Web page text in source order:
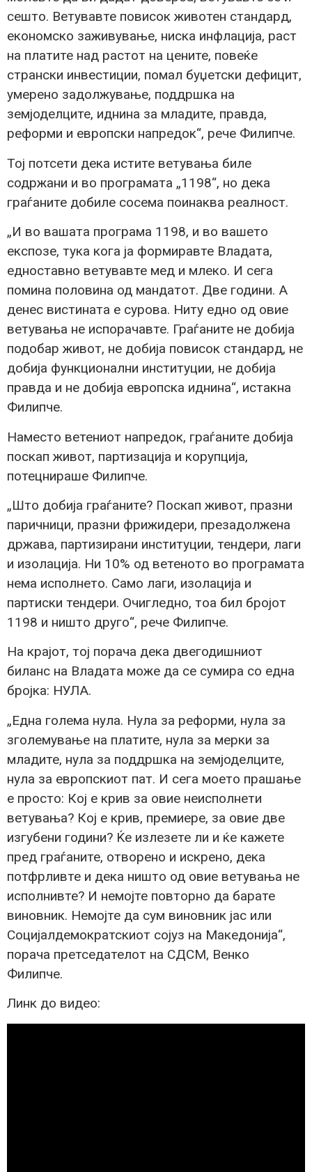
сешто. Ветувавте повисок животен стандард,
економско заживување, ниска инфлација, раст
на платите над растот на цените, повеќе
странски инвестиции, помал буџетски дефицит,
умерено задолжување, поддршка на
земјоделците, иднина за младите, правда,
реформи и европски напредок“, рече Филипче.
Тој потсети дека истите ветувања биле
содржани и во програмата „1198“, но дека
граѓаните добиле сосема поинаква реалност.
„И во вашата програма 1198, и во вашето
експозе, тука кога ја формиравте Владата,
едноставно ветувавте мед и млеко. И сега
помина половина од мандатот. Две години. А
денес вистината е сурова. Ниту едно од овие
ветувања не испорачавте. Граѓаните не добија
подобар живот, не добија повисок стандард, не
добија функционални институции, не добија
правда и не добија европска иднина“, истакна
Филипче.
Наместо ветениот напредок, граѓаните добија
поскап живот, партизација и корупција,
потецнираше Филипче.
„Што добија граѓаните? Поскап живот, празни
паричници, празни фрижидери, презадолжена
држава, партизирани институции, тендери, лаги
и изолација. Ни 10% од ветеното во програмата
нема исполнето. Само лаги, изолација и
партиски тендери. Очигледно, тоа бил бројот
1198 и ништо друго“, рече Филипче.
На крајот, тој порача дека двегодишниот
биланс на Владата може да се сумира со една
бројка: НУЛА.
„Една голема нула. Нула за реформи, нула за
зголемување на платите, нула за мерки за
младите, нула за поддршка на земјоделците,
нула за европскиот пат. И сега моето прашање
е просто: Кој е крив за овие неисполнети
ветувања? Кој е крив, премиере, за овие две
изгубени години? Ќе излезете ли и ќе кажете
пред граѓаните, отворено и искрено, дека
потфрливте и дека ништо од овие ветувања не
исполнивте? И немојте повторно да барате
виновник. Немојте да сум виновник јас или
Социјалдемократскиот сојуз на Македонија“,
порача претседателот на СДСМ, Венко
Филипче.
Линк до видео: